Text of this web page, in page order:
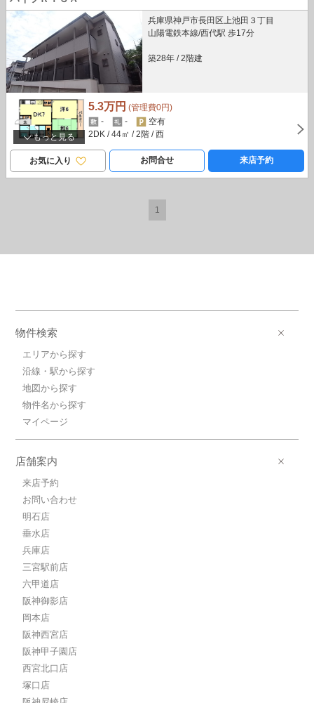
兵庫県神戸市長田区上池田３丁目
山陽電鉄本線/西代駅 歩17分
築28年 / 2階建
もっと見る
5.3万円 (管理費0円)
-
-
空有
2DK / 44㎡ / 2階 / 西
お気に入り お問合せ 来店予約
1
物件検索
エリアから探す
沿線・駅から探す
地図から探す
物件名から探す
マイページ
店舗案内
来店予約
お問い合わせ
明石店
垂水店
兵庫店
三宮駅前店
六甲道店
阪神御影店
岡本店
阪神西宮店
阪神甲子園店
西宮北口店
塚口店